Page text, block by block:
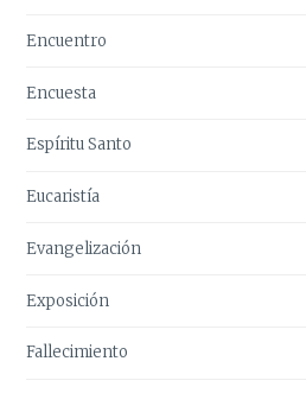
Encuentro
Encuesta
Espíritu Santo
Eucaristía
Evangelización
Exposición
Fallecimiento